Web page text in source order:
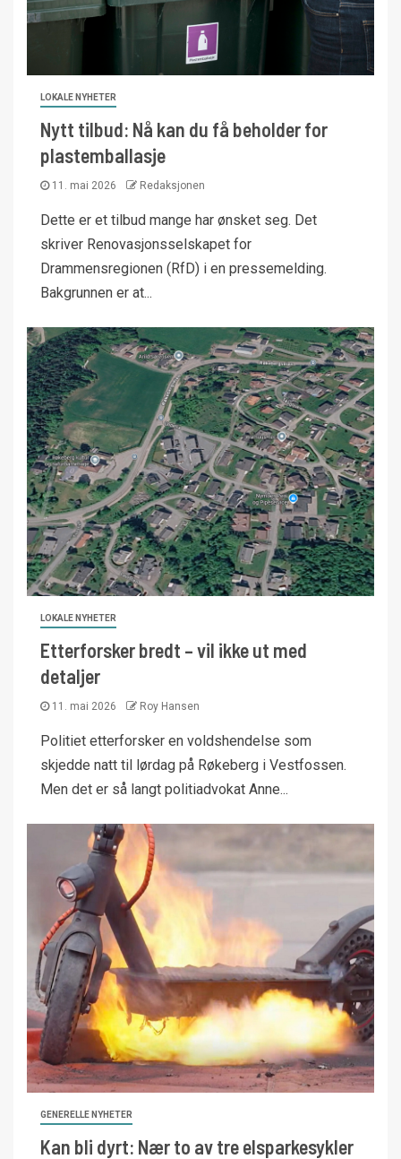
LOKALE NYHETER
Nytt tilbud: Nå kan du få beholder for
plastemballasje
11. mai 2026 Redaksjonen
Dette er et tilbud mange har ønsket seg. Det
skriver Renovasjonsselskapet for
Drammensregionen (RfD) i en pressemelding.
Bakgrunnen er at...
LOKALE NYHETER
Etterforsker bredt – vil ikke ut med
detaljer
11. mai 2026 Roy Hansen
Politiet etterforsker en voldshendelse som
skjedde natt til lørdag på Røkeberg i Vestfossen.
Men det er så langt politiadvokat Anne...
GENERELLE NYHETER
Kan bli dyrt: Nær to av tre elsparkesykler